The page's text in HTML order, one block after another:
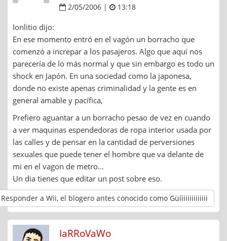
2/05/2006 | 13:18
Ionlitio dijo:
En ese momento entró en el vagón un borracho que
comenzó a increpar a los pasajeros. Algo que aquí nos
parecería de lo más normal y que sin embargo es todo un
shock en Japón. En una sociedad como la japonesa,
donde no existe apenas criminalidad y la gente es en
general amable y pacífica,
Prefiero aguantar a un borracho pesao de vez en cuando
a ver maquinas espendedoras de ropa interior usada por
las calles y de pensar en la cantidad de perversiones
sexuales que puede tener el hombre que va delante de
mi en el vagon de metro…
Un dia tienes que editar un post sobre eso.
Responder a Wii, el blogero antes conocido como Güíiiiiiiiiiiiii
IaRRoVaWo